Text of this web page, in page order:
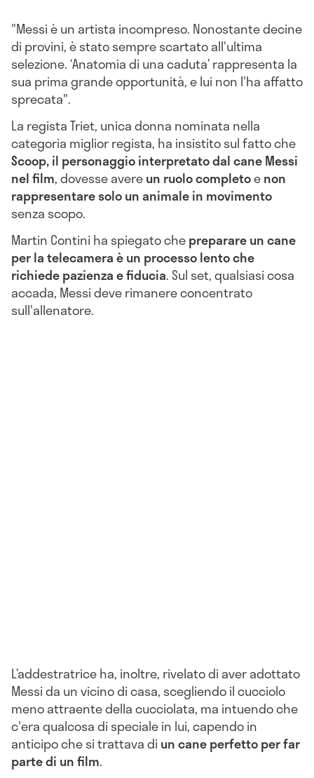
"Messi è un artista incompreso. Nonostante decine
di provini, è stato sempre scartato all'ultima
selezione. ‘Anatomia di una caduta’ rappresenta la
sua prima grande opportunità, e lui non l'ha affatto
sprecata".
La regista Triet, unica donna nominata nella
categoria miglior regista, ha insistito sul fatto che
Scoop, il personaggio interpretato dal cane Messi
nel film, dovesse avereun ruolo completoenon
rappresentare solo un animale in movimento
senza scopo.
Martin Contini ha spiegato chepreparare un cane
per la telecamera è un processo lento che
richiede pazienza e fiducia. Sul set, qualsiasi cosa
accada, Messi deve rimanere concentrato
sull'allenatore.
L’addestratrice ha, inoltre, rivelato di aver adottato
Messi da un vicino di casa, scegliendo il cucciolo
meno attraente della cucciolata, ma intuendo che
c'era qualcosa di speciale in lui, capendo in
anticipo che si trattava di un cane perfetto per far
parte di un film.